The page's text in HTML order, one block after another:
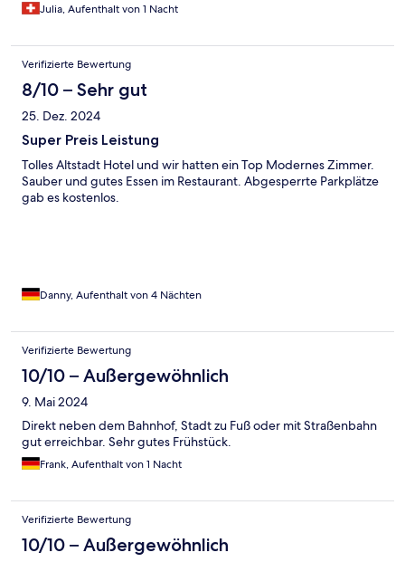
Julia, Aufenthalt von 1 Nacht
Verifizierte Bewertung
8/10 – Sehr gut
25. Dez. 2024
Super Preis Leistung
Tolles Altstadt Hotel und wir hatten ein Top Modernes Zimmer.
Sauber und gutes Essen im Restaurant. Abgesperrte Parkplätze
gab es kostenlos.
Danny, Aufenthalt von 4 Nächten
Verifizierte Bewertung
10/10 – Außergewöhnlich
9. Mai 2024
Direkt neben dem Bahnhof, Stadt zu Fuß oder mit Straßenbahn
gut erreichbar. Sehr gutes Frühstück.
Frank, Aufenthalt von 1 Nacht
Verifizierte Bewertung
10/10 – Außergewöhnlich